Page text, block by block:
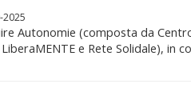
2025
Autonomie (composta da
e Rete Solidale), in